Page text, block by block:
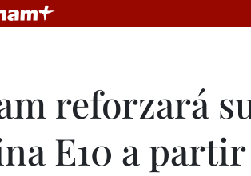
reforzará
E10 a